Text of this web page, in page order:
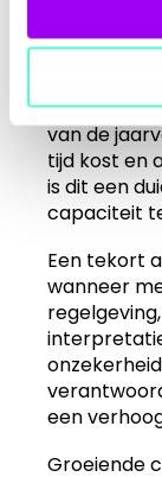
van de
tijd kost en
is dit een
capaciteit
Een tekort
wanneer
een
Groeiende